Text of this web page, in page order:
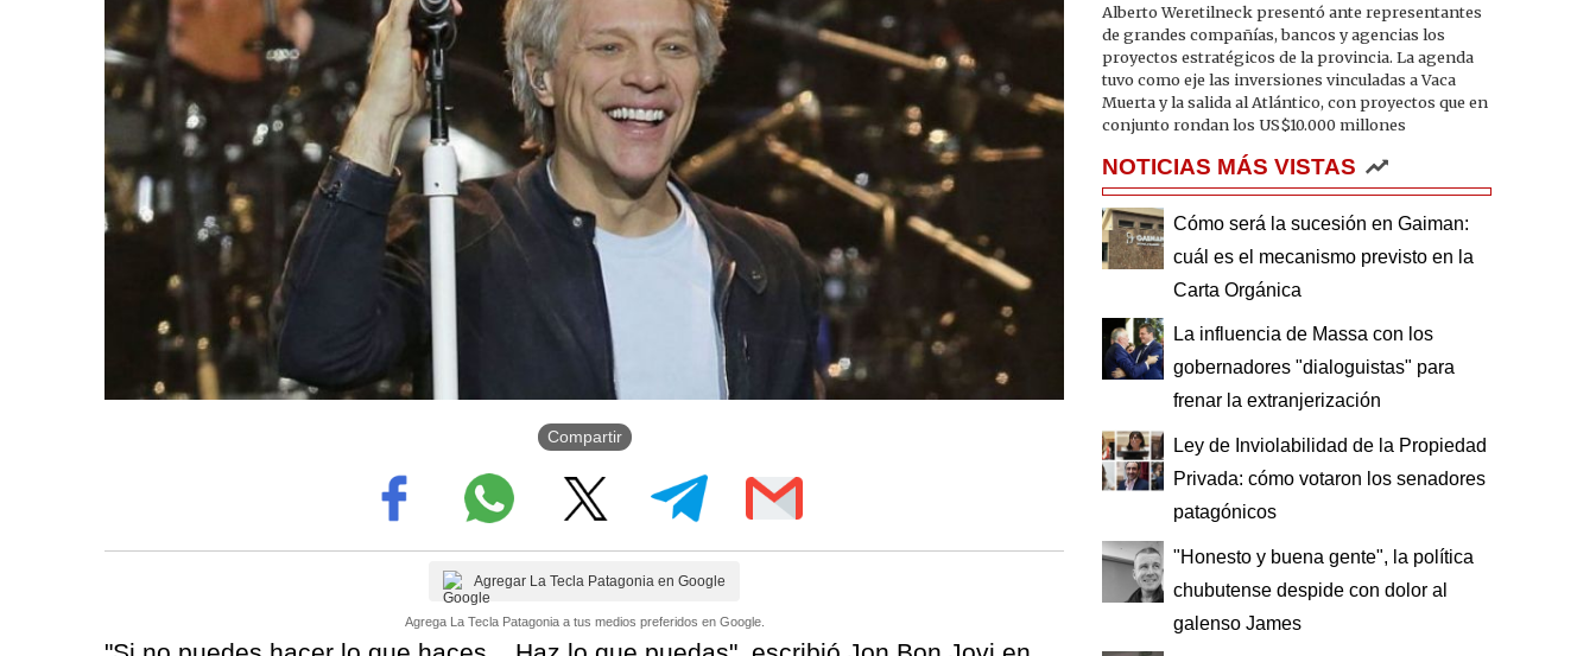
Compartir
Agregar La Tecla Patagonia en Google
Agrega La Tecla Patagonia a tus medios preferidos en Google.
Alberto Weretilneck presentó ante representantes
de grandes compañías, bancos y agencias los
proyectos estratégicos de la provincia. La agenda
tuvo como eje las inversiones vinculadas a Vaca
Muerta y la salida al Atlántico, con proyectos que en
conjunto rondan los US$10.000 millones
NOTICIAS MÁS VISTAS
Cómo será la sucesión en Gaiman:
cuál es el mecanismo previsto en la
Carta Orgánica
La influencia de Massa con los
gobernadores "dialoguistas" para
frenar la extranjerización
Ley de Inviolabilidad de la Propiedad
Privada: cómo votaron los senadores
patagónicos
"Honesto y buena gente", la política
chubutense despide con dolor al
galenso James